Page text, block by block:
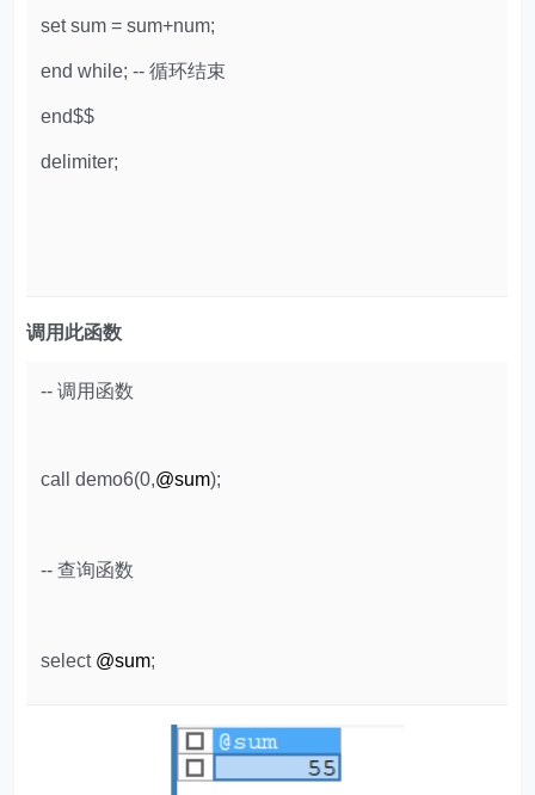
set sum = sum+num;
end while; -- 循环结束
end$$
delimiter;
调用此函数
-- 调用函数
call demo6(0,@sum);
-- 查询函数
select @sum;